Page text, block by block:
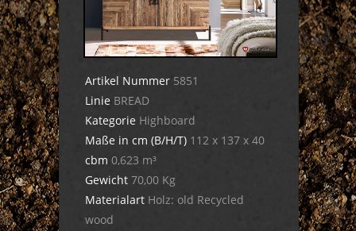
Artikel Nummer 5851
Linie BREAD
Kategorie Highboard
Maße in cm (B/H/T) 112 x 137 x 40
cbm 0,623 m³
Gewicht 70,00 Kg
Materialart Holz: old Recycled
wood